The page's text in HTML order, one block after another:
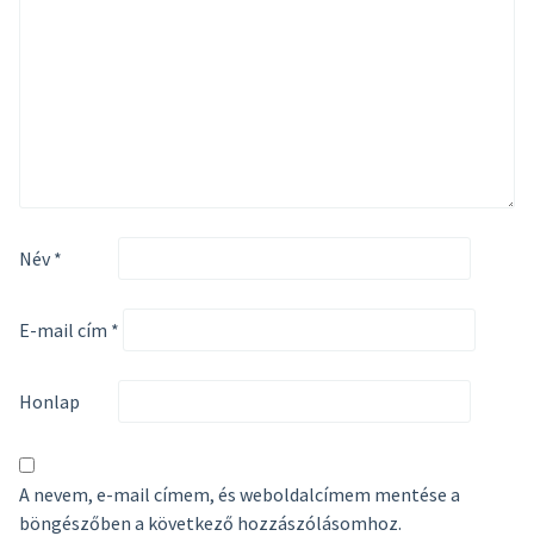
Név *
E-mail cím *
Honlap
A nevem, e-mail címem, és weboldalcímem mentése a
böngészőben a következő hozzászólásomhoz.